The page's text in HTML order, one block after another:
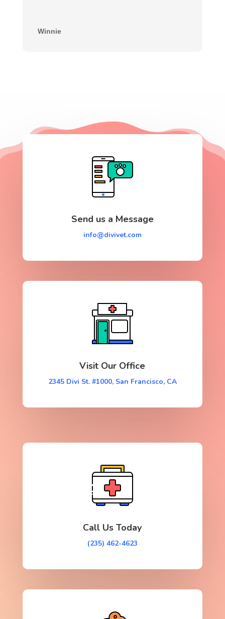
Winnie
Send us a Message
info@divivet.com
Visit Our Office
2345 Divi St. #1000, San Francisco, CA
Call Us Today
(235) 462-4623